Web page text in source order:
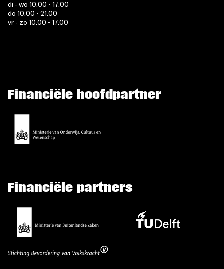
di - wo 10.00 - 17.00
do 10.00 - 21.00
vr - zo 10.00 - 17.00
Financiële hoofdpartner
Financiële partners